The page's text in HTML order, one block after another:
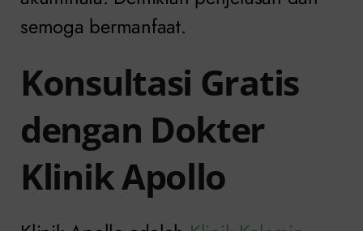
semoga bermanfaat.
Konsultasi Gratis
dengan Dokter
Klinik Apollo